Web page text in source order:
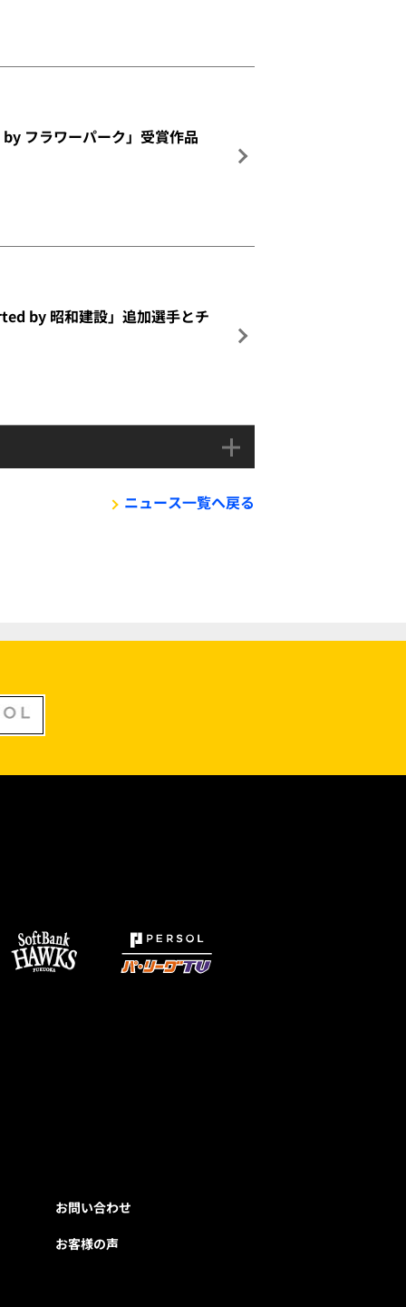
フラワーパーク」受賞作品
by 昭和建設」追加選手とチ
ニュース一覧へ戻る
お問い合わせ
お客様の声